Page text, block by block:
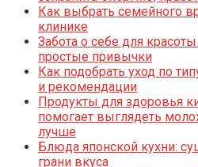
Как выбрать семейного
клинике
Забота о себе для
простые привычки
Как подобрать уход по
и рекомендации
Продукты для здоровья
помогает выглядеть
лучше
Блюда японской кухни:
грани вкуса